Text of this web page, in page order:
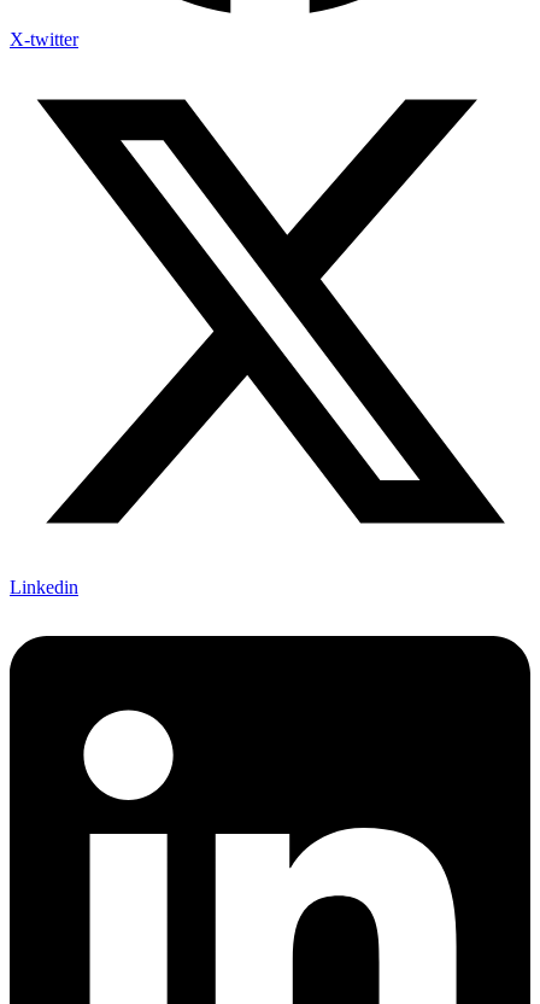
X-twitter
Linkedin